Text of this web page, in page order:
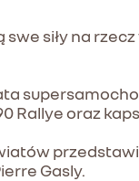
swe siły na
Rallye oraz
Gasly.